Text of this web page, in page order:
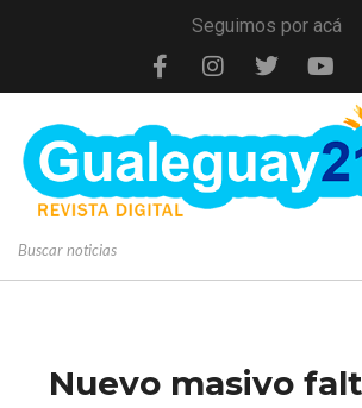
Seguimos por acá
Nuevo masivo